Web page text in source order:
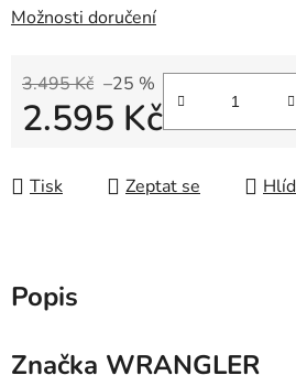
Možnosti doručení
3.495 Kč –25 %
2.595 Kč
Tisk Zeptat se
Popis
Značka WRANGLER